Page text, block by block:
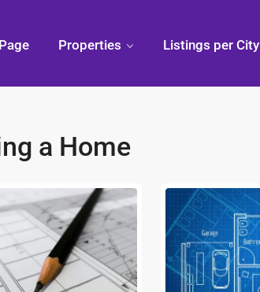
Properties Listings per City
a Home